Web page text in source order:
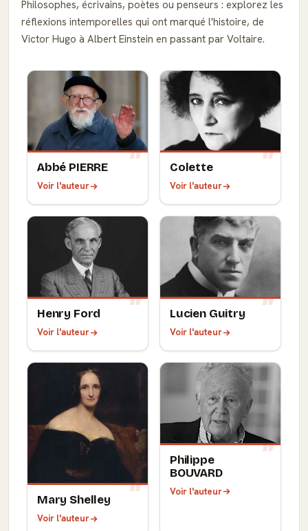
Philosophes, écrivains, poètes ou penseurs : explorez les
réflexions intemporelles qui ont marqué l'histoire, de
Victor Hugo à Albert Einstein en passant par Voltaire.
Abbé PIERRE
Voir l'auteur
Colette
Voir l'auteur
Henry Ford
Voir l'auteur
Lucien Guitry
Voir l'auteur
Mary Shelley
Voir l'auteur
Philippe
BOUVARD
Voir l'auteur